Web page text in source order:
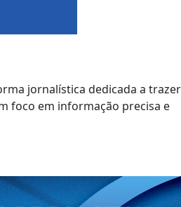
jornalística dedicada a trazer
foco em informação precisa e